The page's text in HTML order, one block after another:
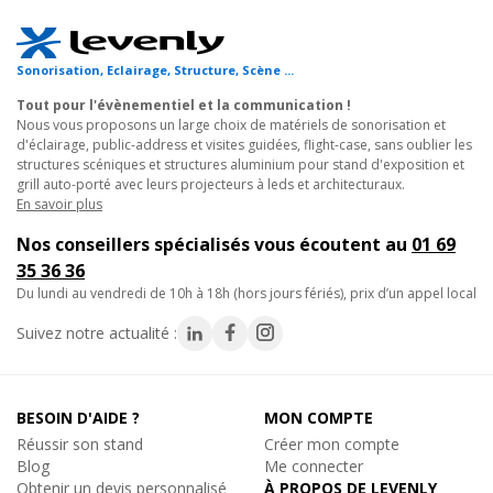
- Se configure et recharge via la base de rechargement ATC-
110U de marque RONDSON.
Caractéristiques techniques :
- Type : Audio Guide
- Autonomie : 10 h (batteries) ou 16 h (piles alcalines)
- Haut-parleur : 0,2W / 8 ohms
- Bande passante : 50 - 15000 Hz
- Sortie audio : Jakc 3,5mm Stéréo pour écouteurs x2
- Alimentation : 2x AA 1,2V (NiMH 1600 mAh) rechargeable ou 2
- Poids : 180 Gr (avec piles)
- Engagement pièces détachées : 3 ans(décret n°2014-
1482)
Ajouter au panier
-9%
Rondson
ATC-110U, Audioguide
Remise
693€ TTC
Réf. 14479
Ajouter au panier
-7%
EM-201, Micro Casque pour Visite Guidée
Casque pour récepteur de Visite Guidée
Sonorisation, Eclairage, Structure, Scène ...
Tout pour l'évènementiel et la communication !
Nous vous proposons un large choix de matériels de sonorisation et
d'éclairage, public-address et visites guidées, flight-case, sans oublier les
structures scéniques et structures aluminium pour stand d'exposition et
grill auto-porté avec leurs projecteurs à leds et architecturaux.
En savoir plus
Nos conseillers spécialisés vous écoutent au 01 69
35 36 36
du lundi au vendredi de 10h à 18h (hors jours fériés), prix d’un appel local
Suivez notre actualité :
BESOIN D'AIDE ?
Réussir son stand
Blog
Obtenir un devis personnalisé
MON COMPTE
Créer mon compte
Me connecter
À PROPOS DE LEVENLY